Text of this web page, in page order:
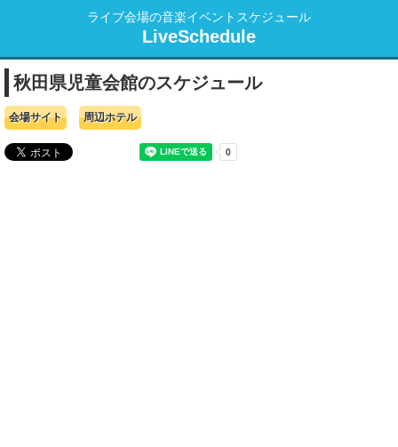
ライブ会場の音楽イベントスケジュール
LiveSchedule
秋田県児童会館のスケジュール
会場サイト 周辺ホテル